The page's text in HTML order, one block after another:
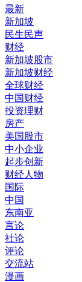
最新
新加坡
民生民声
财经
新加坡股市
新加坡财经
全球财经
中国财经
投资理财
房产
美国股市
中小企业
起步创新
财经人物
国际
中国
东南亚
言论
社论
评论
交流站
漫画